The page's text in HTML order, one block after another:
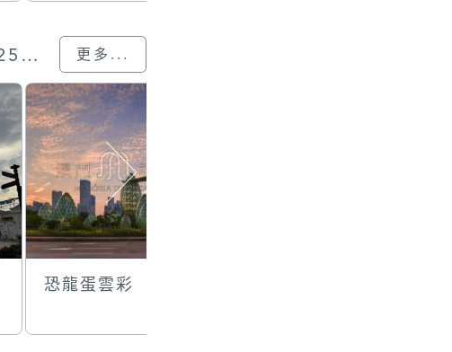
“我的澳門記憶” 圖片分享計劃 - 2025的參與作品 更多...
恐龍蛋雲彩